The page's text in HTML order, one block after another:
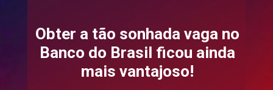
Obter a tão sonhada vaga no
Banco do Brasil ficou ainda
mais vantajoso!